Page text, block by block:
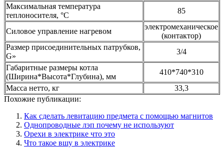
Максимальная температура
теплоносителя, °С
85
Силовое управление нагревом
электромеханическое
(контактор)
Размер присоединительных патрубков,
G»
3/4
Габаритные размеры котла
(Ширина*Высота*Глубина), мм
410*740*310
Масса нетто, кг
33,3
Похожие публикации:
Как сделать левитацию предмета с помощью магнитов
Однопроводные лэп почему не используют
Орехи в электрике что это
Что такое вшу в электрике